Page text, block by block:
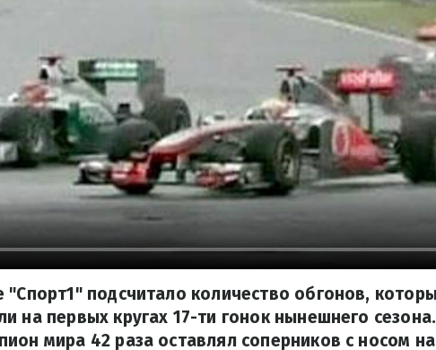
"Спорт1" подсчитало количество обгонов,
на первых кругах 17-ти гонок нынешнего сезона.
мира 42 раза оставлял соперников с носом